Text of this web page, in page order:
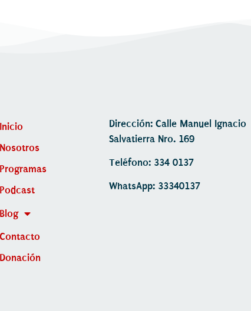
Inicio
Nosotros
Programas
Podcast
Blog
Contacto
Donación
Dirección: Calle Manuel Ignacio
Salvatierra Nro. 169
Teléfono: 334 0137
WhatsApp: 33340137